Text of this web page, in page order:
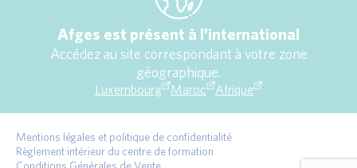
Afges est présent à l’international
Accédez au site correspondant à votre zone
géographique.
Luxembourg Maroc Afrique
Mentions légales et politique de confidentialité
Règlement intérieur du centre de formation
Conditions Générales de Vente